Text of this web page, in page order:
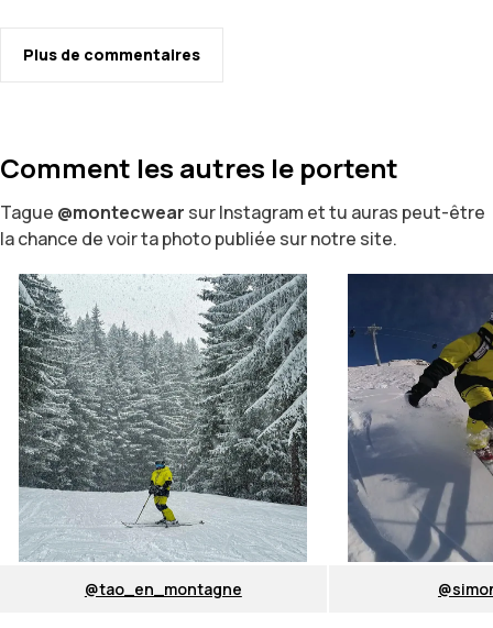
Plus de commentaires
Comment les autres le portent
Tague @montecwear sur Instagram et tu auras peut-être
la chance de voir ta photo publiée sur notre site.
@tao_en_montagne